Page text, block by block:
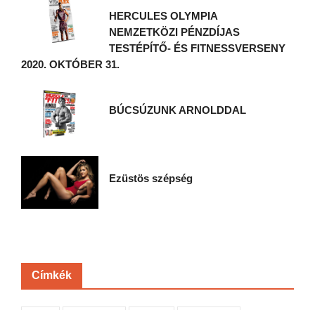
HERCULES OLYMPIA
NEMZETKÖZI PÉNZDÍJAS
TESTÉPÍTŐ- ÉS FITNESSVERSENY
2020. OKTÓBER 31.
BÚCSÚZUNK ARNOLDDAL
Ezüstös szépség
Címkék